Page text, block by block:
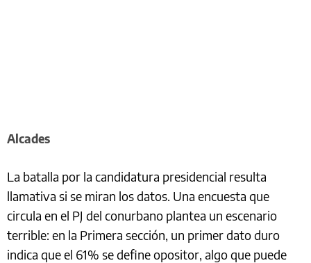
Alcades
La batalla por la candidatura presidencial resulta
llamativa si se miran los datos. Una encuesta que
circula en el PJ del conurbano plantea un escenario
terrible: en la Primera sección, un primer dato duro
indica que el 61% se define opositor, algo que puede